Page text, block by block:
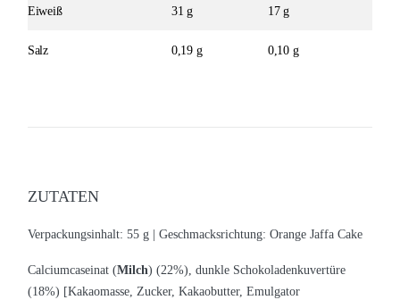
Eiweiß 31 g 17 g
Salz 0,19 g 0,10 g
ZUTATEN
Verpackungsinhalt: 55 g | Geschmacksrichtung: Orange Jaffa Cake
Calciumcaseinat (Milch) (22%), dunkle Schokoladenkuvertüre
(18%) [Kakaomasse, Zucker, Kakaobutter, Emulgator